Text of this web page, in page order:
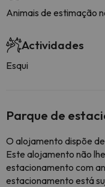
Animais de estimação
Actividades
Esqui
Parque de
O alojamento dispõe
Este alojamento não
estacionamento com
estacionamento está